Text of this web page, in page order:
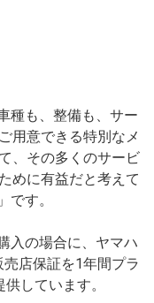
種も、整備も、サー
用意できる特別なメ
、その多くのサービ
めに有益だと考えて
です。
入の場合に、ヤマハ
店保証を1年間プラ
しています。